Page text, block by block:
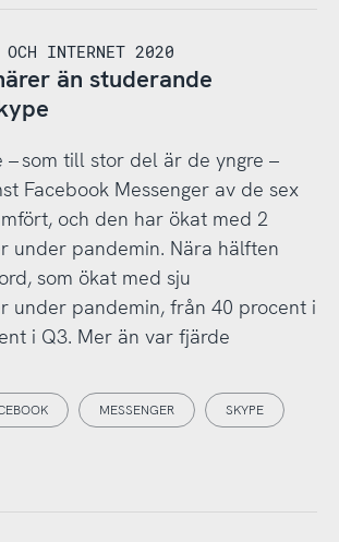
OCH INTERNET 2020
än studerande
– som till stor del är de yngre –
Facebook Messenger av de sex
och den har ökat med 2
under pandemin. Nära hälften
som ökat med sju
under pandemin, från 40 procent i
i Q3. Mer än var fjärde
MESSENGER SKYPE